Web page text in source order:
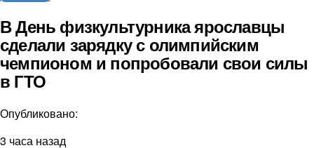
В День физкультурника ярославцы
сделали зарядку с олимпийским
чемпионом и попробовали свои силы
в ГТО
Опубликовано:
3 часа назад